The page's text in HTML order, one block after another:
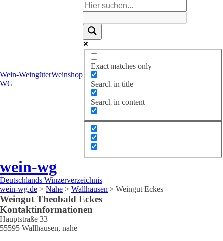
Wein-
WG
WeingüterWeinshop
Exact matches only
Search in title
Search in content
wein-wg
Deutschlands Winzerverzeichnis
wein-wg.de > Nahe > Wallhausen > Weingut Eckes
Weingut Theobald Eckes
Kontaktinformationen
Hauptstraße 33
55595 Wallhausen, nahe